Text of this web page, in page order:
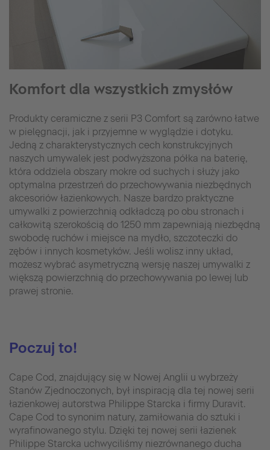
Komfort dla wszystkich zmysłów
Produkty ceramiczne z serii P3 Comfort są zarówno łatwe
w pielęgnacji, jak i przyjemne w wyglądzie i dotyku.
Jedną z charakterystycznych cech konstrukcyjnych
naszych umywalek jest podwyższona półka na baterię,
która oddziela obszary mokre od suchych i służy jako
optymalna przestrzeń do przechowywania niezbędnych
akcesoriów łazienkowych. Nasze bardzo praktyczne
umywalki z powierzchnią odkładczą po obu stronach i
całkowitą szerokością do 1250 mm zapewniają niezbędną
swobodę ruchów i miejsce na mydło, szczoteczki do
zębów i innych kosmetyków. Jeśli wolisz inny układ,
możesz wybrać asymetryczną wersję naszej umywalki z
większą powierzchnią do przechowywania po lewej lub
prawej stronie.
Poczuj to!
Cape Cod, znajdujący się w Nowej Anglii u wybrzeży
Stanów Zjednoczonych, był inspiracją dla tej nowej serii
łazienkowej autorstwa Philippe Starcka i firmy Duravit.
Cape Cod to synonim natury, zamiłowania do sztuki i
wyrafinowanego stylu. Dzięki tej nowej serii łazienek
Philippe Starcka uchwyciliśmy niezrównanego ducha